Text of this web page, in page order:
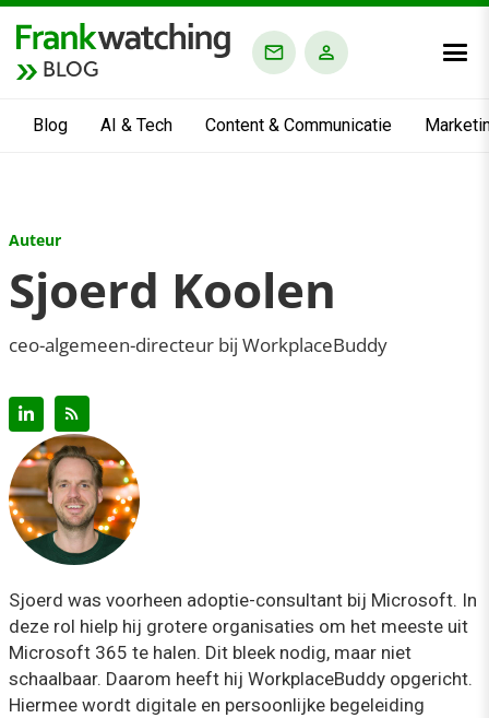
BLOG
Blog AI & Tech Content & Communicatie
Auteur
Sjoerd Koolen
ceo-algemeen-directeur bij WorkplaceBuddy
Sjoerd was voorheen adoptie-consultant bij Microsoft. In
deze rol hielp hij grotere organisaties om het meeste uit
Microsoft 365 te halen. Dit bleek nodig, maar niet
schaalbaar. Daarom heeft hij WorkplaceBuddy opgericht.
Hiermee wordt digitale en persoonlijke begeleiding